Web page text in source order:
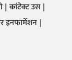
कांटेक्ट उस
इनफार्मेशन